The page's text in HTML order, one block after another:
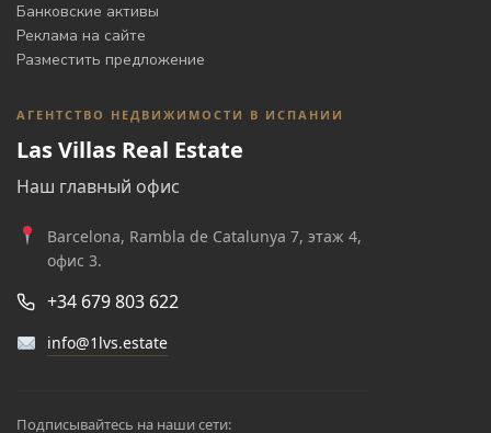
Банковские активы
Реклама на сайте
Разместить предложение
АГЕНТСТВО НЕДВИЖИМОСТИ В ИСПАНИИ
Las Villas Real Estate
Наш главный офис
Barcelona, Rambla de Catalunya 7, этаж 4,
офис 3.
+34 679 803 622
info@1lvs.estate
Подписывайтесь на наши сети: